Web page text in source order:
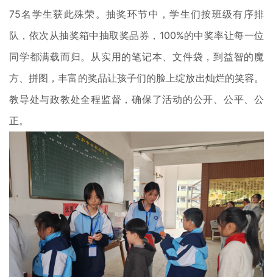
75名学生获此殊荣。抽奖环节中，学生们按班级有序排
队，依次从抽奖箱中抽取奖品券，100%的中奖率让每一位
同学都满载而归。从实用的笔记本、文件袋，到益智的魔
方、拼图，丰富的奖品让孩子们的脸上绽放出灿烂的笑容。
教导处与政教处全程监督，确保了活动的公开、公平、公
正。